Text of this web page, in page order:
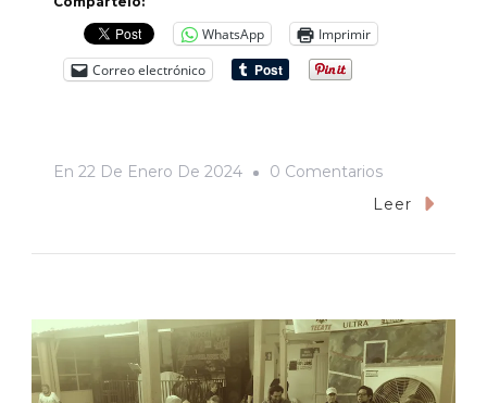
WhatsApp
Imprimir
Correo electrónico
En 22 De Enero De 2024 0 ComentariosEn
Lo
Nos
Enseña
Leer